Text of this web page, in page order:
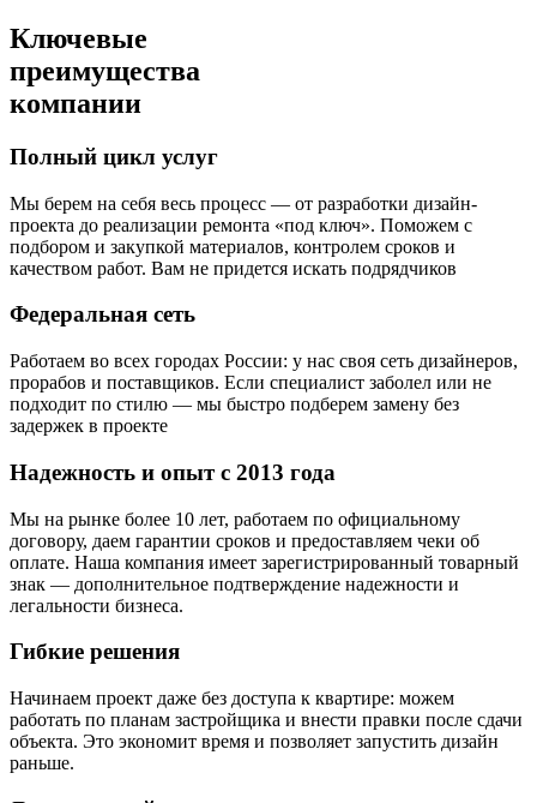
Ключевые
преимущества
компании
Полный цикл услуг
Мы берем на себя весь процесс — от разработки дизайн-
проекта до реализации ремонта «под ключ». Поможем с
подбором и закупкой материалов, контролем сроков и
качеством работ. Вам не придется искать подрядчиков
Федеральная сеть
Работаем во всех городах России: у нас своя сеть дизайнеров,
прорабов и поставщиков. Если специалист заболел или не
подходит по стилю — мы быстро подберем замену без
задержек в проекте
Надежность и опыт с 2013 года
Мы на рынке более 10 лет, работаем по официальному
договору, даем гарантии сроков и предоставляем чеки об
оплате. Наша компания имеет зарегистрированный товарный
знак — дополнительное подтверждение надежности и
легальности бизнеса.
Гибкие решения
Начинаем проект даже без доступа к квартире: можем
работать по планам застройщика и внести правки после сдачи
объекта. Это экономит время и позволяет запустить дизайн
раньше.